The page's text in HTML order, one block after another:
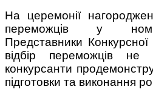
На церемонії
переможців у
Представники Конкурсної
відбір переможців
конкурсанти
підготовки та виконання